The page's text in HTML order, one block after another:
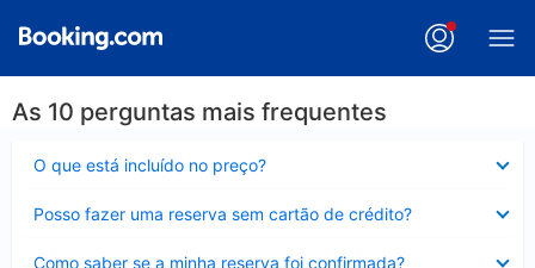
As 10 perguntas mais frequentes
O que está incluído no preço?
Posso fazer uma reserva sem cartão de crédito?
Como saber se a minha reserva foi confirmada?